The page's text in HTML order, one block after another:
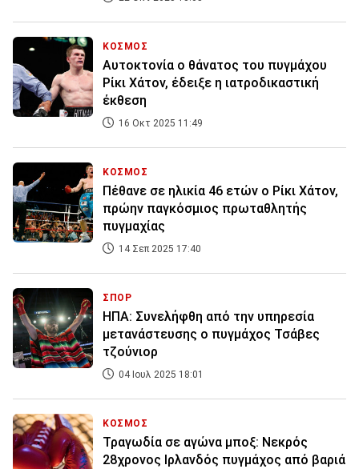
ΚΟΣΜΟΣ
Αυτοκτονία ο θάνατος του πυγμάχου
Ρίκι Χάτον, έδειξε η ιατροδικαστική
έκθεση
16 Οκτ 2025 11:49
ΚΟΣΜΟΣ
Πέθανε σε ηλικία 46 ετών ο Ρίκι Χάτον,
πρώην παγκόσμιος πρωταθλητής
πυγμαχίας
14 Σεπ 2025 17:40
ΣΠΟΡ
ΗΠΑ: Συνελήφθη από την υπηρεσία
μετανάστευσης ο πυγμάχος Τσάβες
τζούνιορ
04 Ιουλ 2025 18:01
ΚΟΣΜΟΣ
Τραγωδία σε αγώνα μποξ: Νεκρός
28χρονος Ιρλανδός πυγμάχος από βαριά